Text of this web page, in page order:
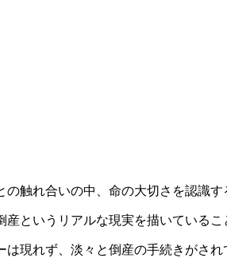
触れ合いの中、命の大切さを認識
というリアルな現実を描いているこ
現れず、淡々と倒産の手続きがされ